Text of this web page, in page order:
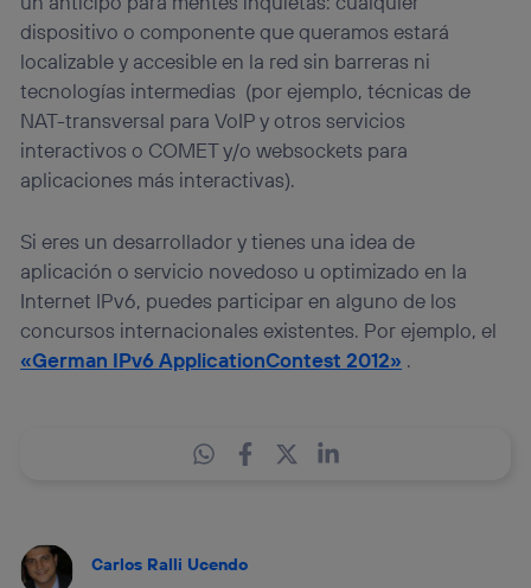
dispositivo o componente que queramos estará
localizable y accesible en la red sin barreras ni
tecnologías intermedias (por ejemplo, técnicas de
NAT-transversal para VoIP y otros servicios
interactivos o COMET y/o websockets para
aplicaciones más interactivas).
Si eres un desarrollador y tienes una idea de
aplicación o servicio novedoso u optimizado en la
Internet IPv6, puedes participar en alguno de los
concursos internacionales existentes. Por ejemplo, el
«German IPv6 ApplicationContest 2012» .
Carlos Ralli Ucendo